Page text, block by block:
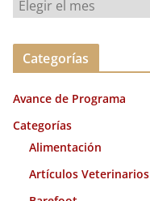
r
c
v
o
Categorías
Avance de Programa
Categorías
Alimentación
Artículos Veterinarios